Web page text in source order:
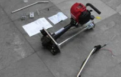
era:
$649.990.
es: